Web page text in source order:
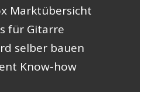
Marktübersicht
für Gitarre
selber bauen
Know-how